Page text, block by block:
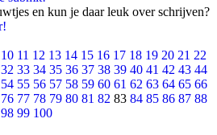
en kun je daar leuk over schrijven?
10 11 12 13 14 15 16 17 18 19 20 21 22
32 33 34 35 36 37 38 39 40 41 42 43 44
54 55 56 57 58 59 60 61 62 63 64 65 66
76 77 78 79 80 81 82 83 84 85 86 87 88
98 99 100